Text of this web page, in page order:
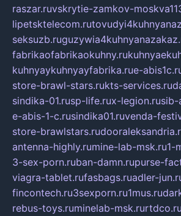
raszar.ruvskrytie-zamkov-
lipetsktelecom.ru
seksuzb.ru
fabrikaofabrikaokuhny.ru
kuhnyaykuhnyayfabrika.rue-
store-brawl-stars.rukts-services.ru
sindika-01.rusp-life.rux-legion.rusib-
e-abis-1-c.rusindika01.ruvenda-
store-brawlstars.ru
antenna-highly.rumine-lab-msk.ru1-
3-sex-porn.ruban-damn.rupurse-
viagra-tablet.rufasbags.ruadler-
fincontech.ru3sexporn.ru1mus.ru
rebus-toys.ruminelab-msk.rurtdco.ru